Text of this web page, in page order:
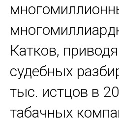
Катков,
судебных
тыс. истцов в
табачных